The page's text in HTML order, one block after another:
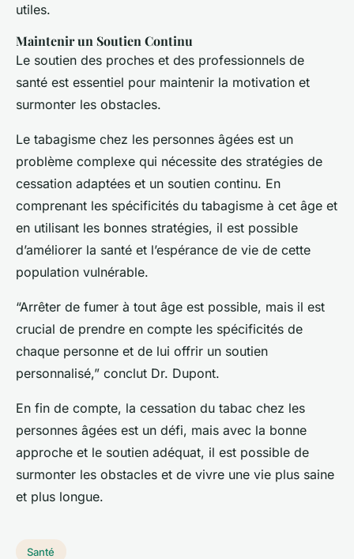
utiles.
Maintenir un Soutien Continu
Le soutien des proches et des professionnels de
santé est essentiel pour maintenir la motivation et
surmonter les obstacles.
Le tabagisme chez les personnes âgées est un
problème complexe qui nécessite des stratégies de
cessation adaptées et un soutien continu. En
comprenant les spécificités du tabagisme à cet âge et
en utilisant les bonnes stratégies, il est possible
d’améliorer la santé et l’espérance de vie de cette
population vulnérable.
“Arrêter de fumer à tout âge est possible, mais il est
crucial de prendre en compte les spécificités de
chaque personne et de lui offrir un soutien
personnalisé,” conclut Dr. Dupont.
En fin de compte, la cessation du tabac chez les
personnes âgées est un défi, mais avec la bonne
approche et le soutien adéquat, il est possible de
surmonter les obstacles et de vivre une vie plus saine
et plus longue.
Santé